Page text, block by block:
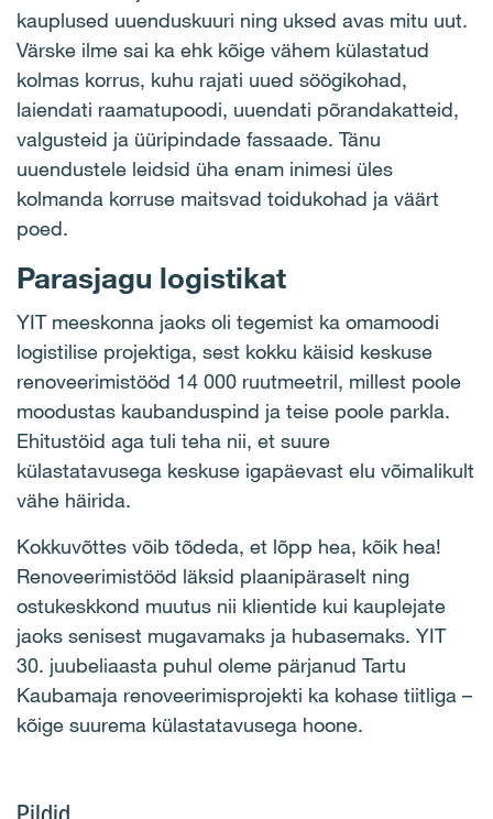
kauplused uuenduskuuri ning uksed avas mitu uut.
Värske ilme sai ka ehk kõige vähem külastatud
kolmas korrus, kuhu rajati uued söögikohad,
laiendati raamatupoodi, uuendati põrandakatteid,
valgusteid ja üüripindade fassaade. Tänu
uuendustele leidsid üha enam inimesi üles
kolmanda korruse maitsvad toidukohad ja väärt
poed.
Parasjagu logistikat
YIT meeskonna jaoks oli tegemist ka omamoodi
logistilise projektiga, sest kokku käisid keskuse
renoveerimistööd 14 000 ruutmeetril, millest poole
moodustas kaubanduspind ja teise poole parkla.
Ehitustöid aga tuli teha nii, et suure
külastatavusega keskuse igapäevast elu võimalikult
vähe häirida.
Kokkuvõttes võib tõdeda, et lõpp hea, kõik hea!
Renoveerimistööd läksid plaanipäraselt ning
ostukeskkond muutus nii klientide kui kauplejate
jaoks senisest mugavamaks ja hubasemaks. YIT
30. juubeliaasta puhul oleme pärjanud Tartu
Kaubamaja renoveerimisprojekti ka kohase tiitliga –
kõige suurema külastatavusega hoone.